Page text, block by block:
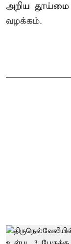
அறிய தூய்மை
வழக்கம்.